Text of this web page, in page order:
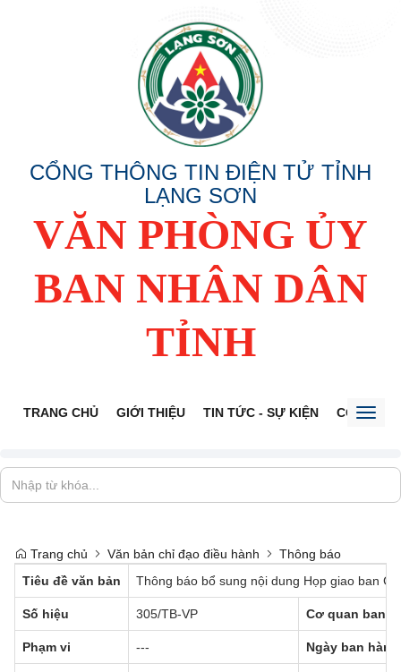
CỔNG THÔNG TIN ĐIỆN TỬ TỈNH
LẠNG SƠN
VĂN PHÒNG ỦY
BAN NHÂN DÂN
TỈNH
TRANG CHỦ GIỚI THIỆU TIN TỨC - SỰ KIỆN CỔNG
Trang chủ Văn bản chỉ đạo điều hành
Thông báo
Tiêu đề văn bản
Thông báo bổ sung nội dung Họp giao ban
Số hiệu 305/TB-VP Cơ quan ban
Phạm vi --- Ngày ban hành